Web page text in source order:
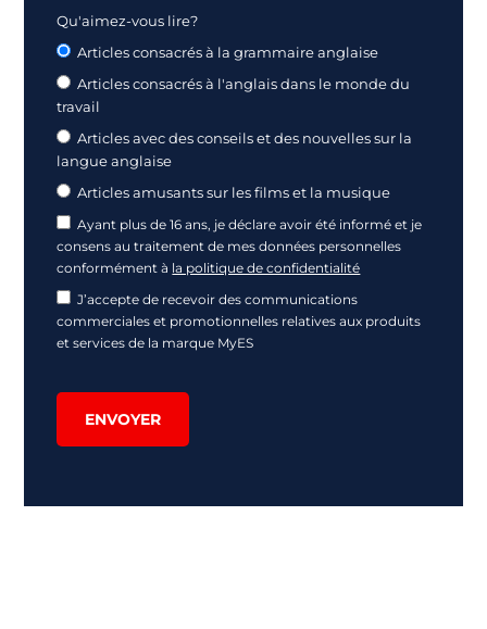
Qu'aimez-vous lire?
Articles consacrés à la grammaire anglaise
Articles consacrés à l'anglais dans le monde du
travail
Articles avec des conseils et des nouvelles sur la
langue anglaise
Articles amusants sur les films et la musique
Ayant plus de 16 ans, je déclare avoir été informé et je
consens au traitement de mes données personnelles
conformément à la politique de confidentialité
J’accepte de recevoir des communications
commerciales et promotionnelles relatives aux produits
et services de la marque MyES
ENVOYER